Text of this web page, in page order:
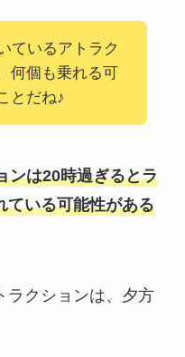
ているアトラク
何個も乗れる可
とだね♪
ンは20時過ぎるとラ
ている可能性がある
ラクションは、夕方